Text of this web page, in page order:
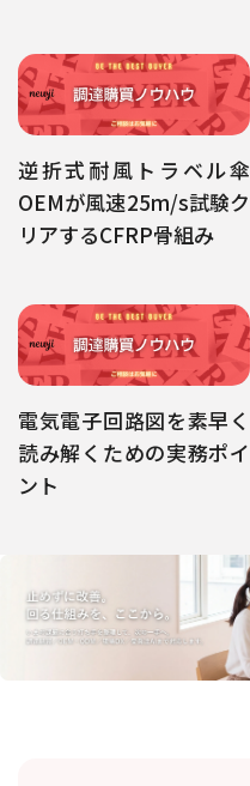
逆折式耐風トラベル傘
OEMが風速25m/s試験ク
リアするCFRP骨組み
電気電子回路図を素早く
読み解くための実務ポイ
ント